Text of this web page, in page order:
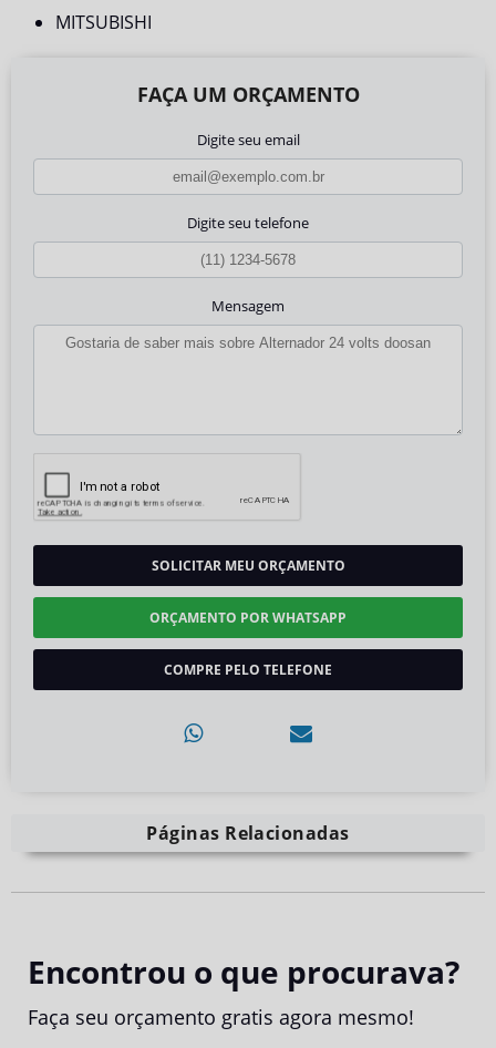
MITSUBISHI
FAÇA UM ORÇAMENTO
Digite seu email
Digite seu telefone
Mensagem
SOLICITAR MEU ORÇAMENTO
ORÇAMENTO POR WHATSAPP
COMPRE PELO TELEFONE
Páginas Relacionadas
Encontrou o que procurava?
Faça seu orçamento gratis agora mesmo!